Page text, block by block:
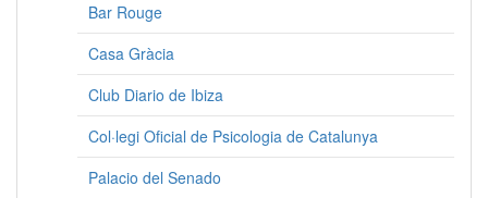
Bar Rouge
Casa Gràcia
Club Diario de Ibiza
Col·legi Oficial de Psicologia de Catalunya
Palacio del Senado